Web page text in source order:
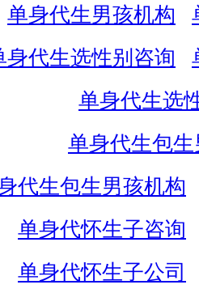
单身代生男孩机构
身代生选性别咨询
单身代生选
单身代生包生
代生包生男孩机构
单身代怀生子咨询
单身代怀生子公司